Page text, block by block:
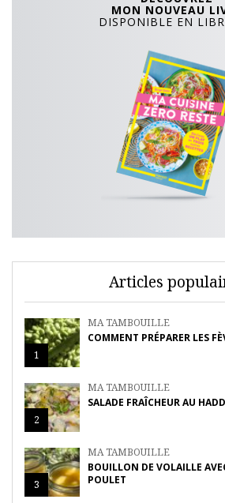
MON NOUVEAU
DISPONIBLE EN
Articles
1
MA TAMBOUILLE
COMMENT PRÉPARER LES
2
MA TAMBOUILLE
SALADE FRAÎCHEUR AU
3
MA TAMBOUILLE
BOUILLON DE VOLAILLE
POULET